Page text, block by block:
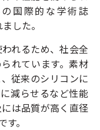
国際的な学術誌
した。
れるため、社会全
れています。素材
従来のシリコンに
減らせるなど性能
は品質が高く直径
。